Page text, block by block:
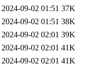
2024-09-02 01:51 37K
2024-09-02 01:51 38K
2024-09-02 02:01 39K
2024-09-02 02:01 41K
2024-09-02 02:01 41K